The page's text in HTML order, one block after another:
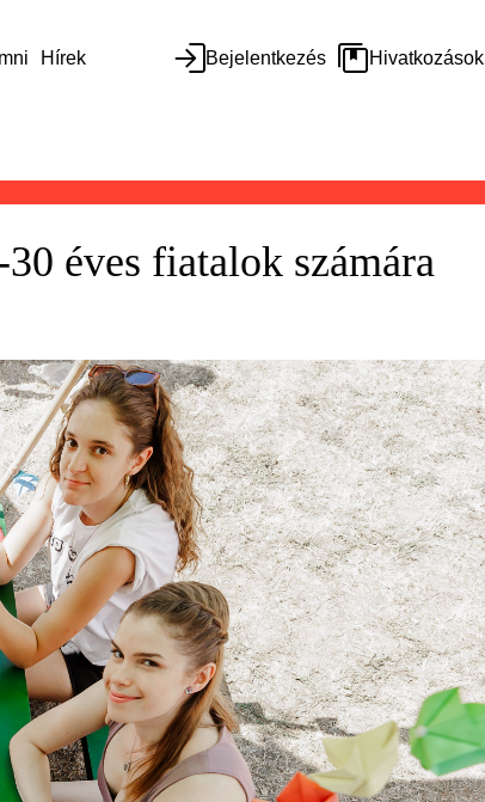
Hírek Bejelentkezés Hivatkozások
éves fiatalok számára